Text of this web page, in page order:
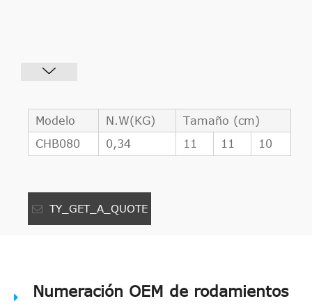
Modelo N.W(KG)
Tamaño (cm)
CHB080
0,34 11 11 10
TY_GET_A_QUOTE
Numeración OEM de rodamientos